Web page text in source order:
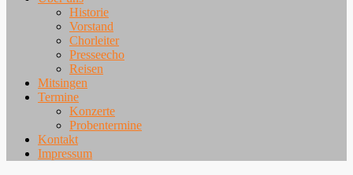
Historie
Vorstand
Chorleiter
Presseecho
Reisen
Mitsingen
Termine
Konzerte
Probentermine
Kontakt
Impressum